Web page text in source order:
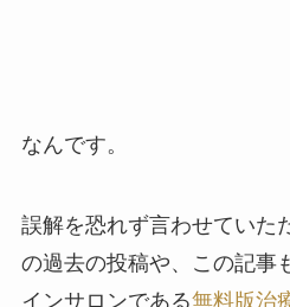
なんです。
誤解を恐れず言わせていた
の過去の投稿や、この記事
インサロンである無料版治